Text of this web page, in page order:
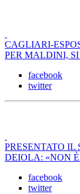
CAGLIARI-
PER MALDINI,
facebook
twitter
PRESENTATO IL
DEIOLA: «NON
facebook
twitter